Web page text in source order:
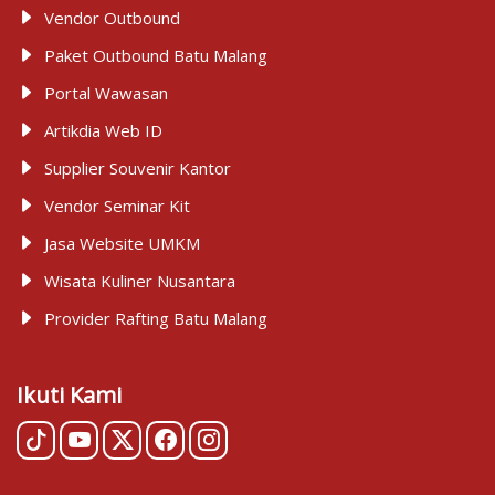
Vendor Outbound
Paket Outbound Batu Malang
Portal Wawasan
Artikdia Web ID
Supplier Souvenir Kantor
Vendor Seminar Kit
Jasa Website UMKM
Wisata Kuliner Nusantara
Provider Rafting Batu Malang
Ikuti Kami